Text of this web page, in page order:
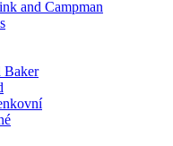
and Campman
Baker